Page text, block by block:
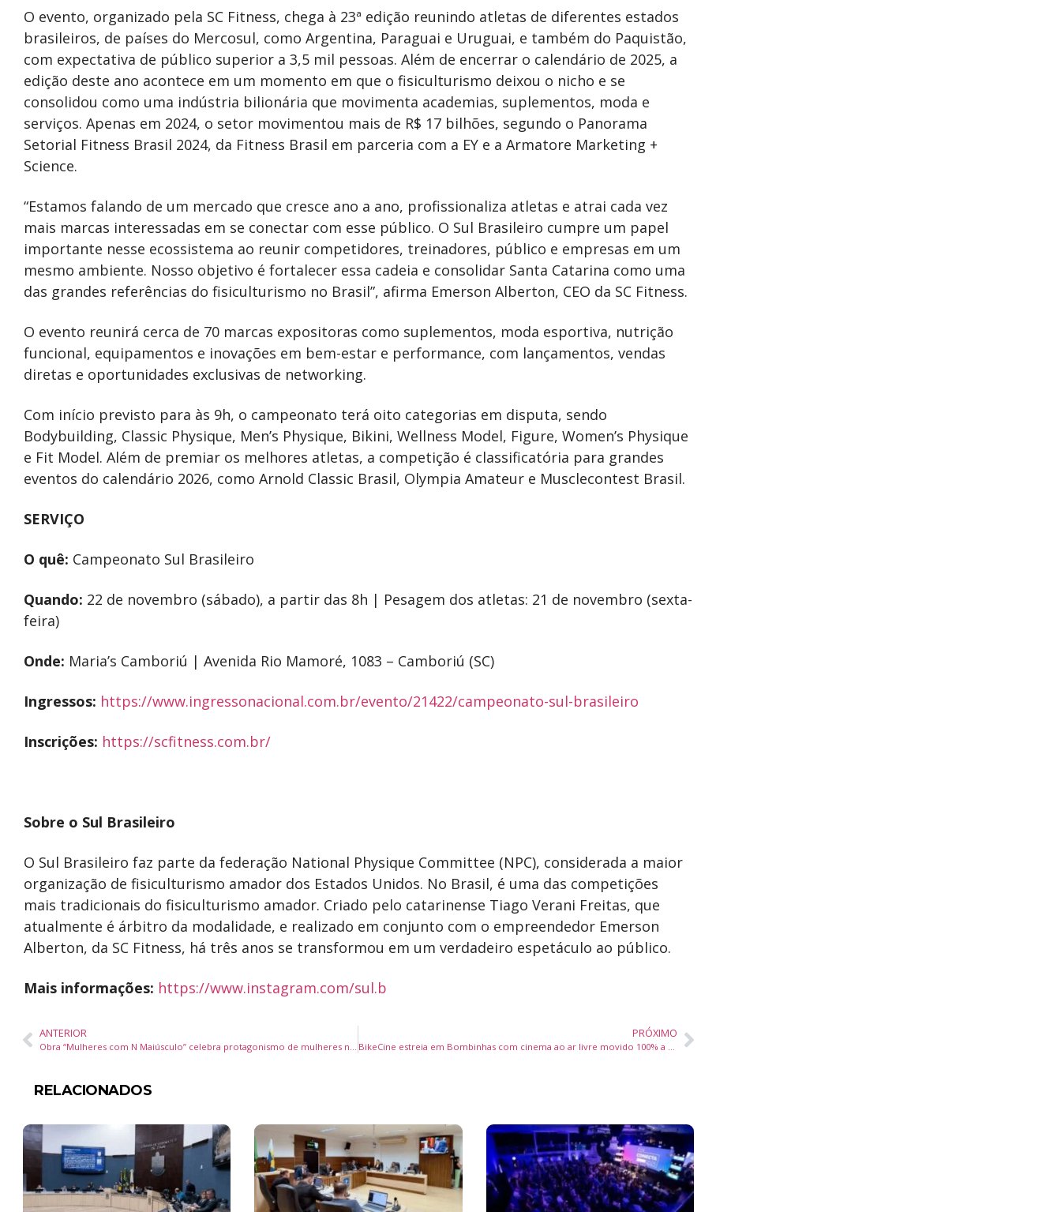
O evento, organizado pela SC Fitness, chega à 23ª edição reunindo atletas de diferentes estados
brasileiros, de países do Mercosul, como Argentina, Paraguai e Uruguai, e também do Paquistão,
com expectativa de público superior a 3,5 mil pessoas. Além de encerrar o calendário de 2025, a
edição deste ano acontece em um momento em que o fisiculturismo deixou o nicho e se
consolidou como uma indústria bilionária que movimenta academias, suplementos, moda e
serviços. Apenas em 2024, o setor movimentou mais de R$ 17 bilhões, segundo o Panorama
Setorial Fitness Brasil 2024, da Fitness Brasil em parceria com a EY e a Armatore Marketing +
Science.
“Estamos falando de um mercado que cresce ano a ano, profissionaliza atletas e atrai cada vez
mais marcas interessadas em se conectar com esse público. O Sul Brasileiro cumpre um papel
importante nesse ecossistema ao reunir competidores, treinadores, público e empresas em um
mesmo ambiente. Nosso objetivo é fortalecer essa cadeia e consolidar Santa Catarina como uma
das grandes referências do fisiculturismo no Brasil”, afirma Emerson Alberton, CEO da SC Fitness.
O evento reunirá cerca de 70 marcas expositoras como suplementos, moda esportiva, nutrição
funcional, equipamentos e inovações em bem-estar e performance, com lançamentos, vendas
diretas e oportunidades exclusivas de networking.
Com início previsto para às 9h, o campeonato terá oito categorias em disputa, sendo
Bodybuilding, Classic Physique, Men’s Physique, Bikini, Wellness Model, Figure, Women’s Physique
e Fit Model. Além de premiar os melhores atletas, a competição é classificatória para grandes
eventos do calendário 2026, como Arnold Classic Brasil, Olympia Amateur e Musclecontest Brasil.
SERVIÇO
O quê: Campeonato Sul Brasileiro
Quando: 22 de novembro (sábado), a partir das 8h | Pesagem dos atletas: 21 de novembro (sexta-
feira)
Onde: Maria’s Camboriú | Avenida Rio Mamoré, 1083 – Camboriú (SC)
Ingressos: https://www.ingressonacional.com.br/evento/21422/campeonato-sul-brasileiro
Inscrições: https://scfitness.com.br/
Sobre o Sul Brasileiro
O Sul Brasileiro faz parte da federação National Physique Committee (NPC), considerada a maior
organização de fisiculturismo amador dos Estados Unidos. No Brasil, é uma das competições
mais tradicionais do fisiculturismo amador. Criado pelo catarinense Tiago Verani Freitas, que
atualmente é árbitro da modalidade, e realizado em conjunto com o empreendedor Emerson
Alberton, da SC Fitness, há três anos se transformou em um verdadeiro espetáculo ao público.
Mais informações: https://www.instagram.com/sul.b
ANTERIOR
Obra “Mulheres com N Maiúsculo” celebra protagonismo de mulheres negras no Paraná e no Brasil
PRÓXIMO
BikeCine estreia em Bombinhas com cinema ao ar livre movido 100% a energia das pedaladas
RELACIONADOS